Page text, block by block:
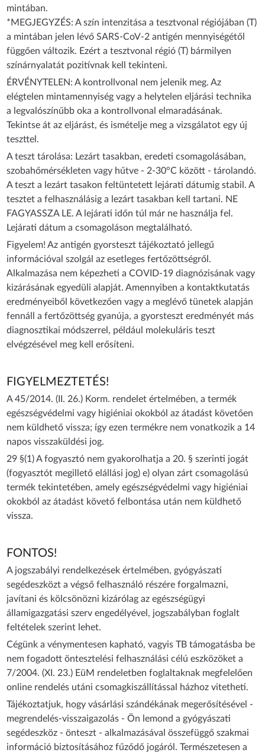
mintában.
*MEGJEGYZÉS: A szín intenzitása a tesztvonal régiójában (T)
a mintában jelen lévő SARS-CoV-2 antigén mennyiségétől
függően változik. Ezért a tesztvonal régió (T) bármilyen
színárnyalatát pozitívnak kell tekinteni.
ÉRVÉNYTELEN: A kontrollvonal nem jelenik meg. Az
elégtelen mintamennyiség vagy a helytelen eljárási technika
a legvalószínűbb oka a kontrollvonal elmaradásának.
Tekintse át az eljárást, és ismételje meg a vizsgálatot egy új
teszttel.
A teszt tárolása: Lezárt tasakban, eredeti csomagolásában,
szobahőmérsékleten vagy hűtve - 2-30°C között - tárolandó.
A teszt a lezárt tasakon feltüntetett lejárati dátumig stabil. A
tesztet a felhasználásig a lezárt tasakban kell tartani. NE
FAGYASSZA LE. A lejárati időn túl már ne használja fel.
Lejárati dátum a csomagoláson megtalálható.
Figyelem! Az antigén gyorsteszt tájékoztató jellegű
információval szolgál az esetleges fertőzöttségről.
Alkalmazása nem képezheti a COVID-19 diagnózisának vagy
kizárásának egyedüli alapját. Amennyiben a kontaktkutatás
eredményeiből következően vagy a meglévő tünetek alapján
fennáll a fertőzöttség gyanúja, a gyorsteszt eredményét más
diagnosztikai módszerrel, például molekuláris teszt
elvégzésével meg kell erősíteni.
FIGYELMEZTETÉS!
A 45/2014. (II. 26.) Korm. rendelet értelmében, a termék
egészségvédelmi vagy higiéniai okokból az átadást követően
nem küldhető vissza; így ezen termékre nem vonatkozik a 14
napos visszaküldési jog.
29 §(1) A fogyasztó nem gyakorolhatja a 20. § szerinti jogát
(fogyasztót megillető elállási jog) e) olyan zárt csomagolású
termék tekintetében, amely egészségvédelmi vagy higiéniai
okokból az átadást követő felbontása után nem küldhető
vissza.
FONTOS!
A jogszabályi rendelkezések értelmében, gyógyászati
segédeszközt a végső felhasználó részére forgalmazni,
javítani és kölcsönözni kizárólag az egészségügyi
államigazgatási szerv engedélyével, jogszabályban foglalt
feltételek szerint lehet.
Cégünk a vénymentesen kapható, vagyis TB támogatásba be
nem fogadott öntesztelési felhasználási célú eszközöket a
7/2004. (XI. 23.) EüM rendeletben foglaltaknak megfelelően
online rendelés utáni csomagkiszállítással házhoz vitetheti.
Tájékoztatjuk, hogy vásárlási szándékának megerősítésével -
megrendelés-visszaigazolás - Ön lemond a gyógyászati
segédeszköz - önteszt - alkalmazásával összefüggő szakmai
információ biztosításához fűződő jogáról. Természetesen a